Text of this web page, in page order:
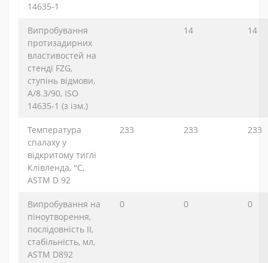
14635-1
Випробування
протизадирних
властивостей на
стенді FZG,
ступінь відмови,
A/8.3/90, ISO
14635-1 (з ізм.)
14 14
Температура
спалаху у
відкритому тиглі
Клівленда, °C,
ASTM D 92
233 233 233
Випробування на
піноутворення,
послідовність II,
стабільність, мл,
ASTM D892
0 0 0